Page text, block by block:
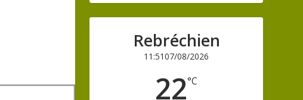
Rebréchien
11:5107/08/2026
22°C